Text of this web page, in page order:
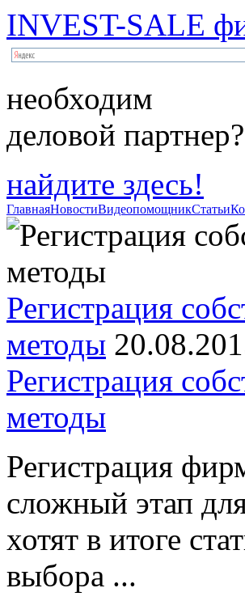
INVEST-SALE
необходим
деловой партнер?
найдите здесь!
ГлавнаяНовостиВидеопомощникСтатьи
Регистрация
методы
Регистрация
методы
Регистрация
сложный этап
хотят в итоге
выбора ...